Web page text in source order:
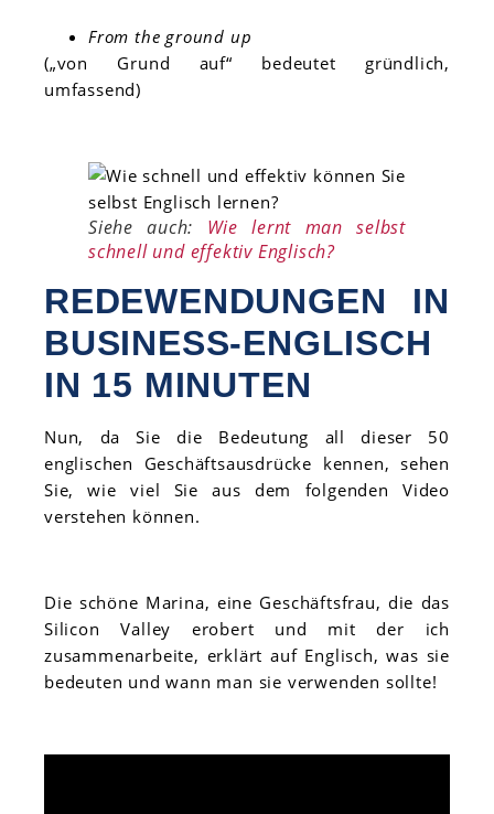
From the ground up
(„von Grund auf“ bedeutet gründlich,
umfassend)
Siehe auch: Wie lernt man selbst
schnell und effektiv Englisch?
REDEWENDUNGEN IN
BUSINESS-ENGLISCH
IN 15 MINUTEN
Nun, da Sie die Bedeutung all dieser 50
englischen Geschäftsausdrücke kennen, sehen
Sie, wie viel Sie aus dem folgenden Video
verstehen können.
Die schöne Marina, eine Geschäftsfrau, die das
Silicon Valley erobert und mit der ich
zusammenarbeite, erklärt auf Englisch, was sie
bedeuten und wann man sie verwenden sollte!